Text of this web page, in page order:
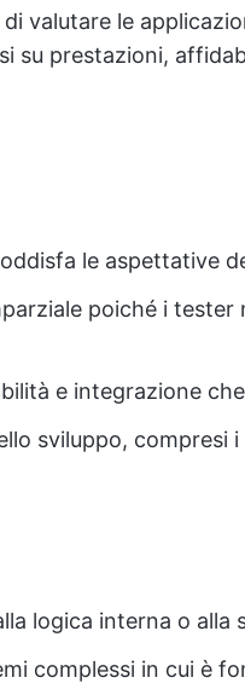
valutare le
su prestazioni,
le aspettative
poiché i
e integrazione
sviluppo, compresi
logica interna o alla
complessi in cui è